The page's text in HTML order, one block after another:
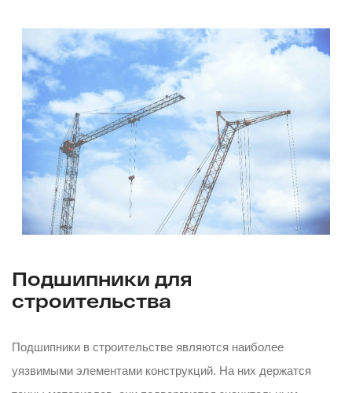
Подшипники для
строительства
Подшипники в строительстве являются наиболее
уязвимыми элементами конструкций. На них держатся